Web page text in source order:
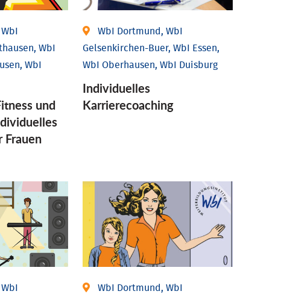
WbI
WbI
und
Frauen
WbI Dortmund, WbI
Gelsenkirchen-Buer, WbI Essen,
WbI Oberhausen, WbI Duisburg
Individu­elles
Karrierecoaching
WbI Dortmund, WbI